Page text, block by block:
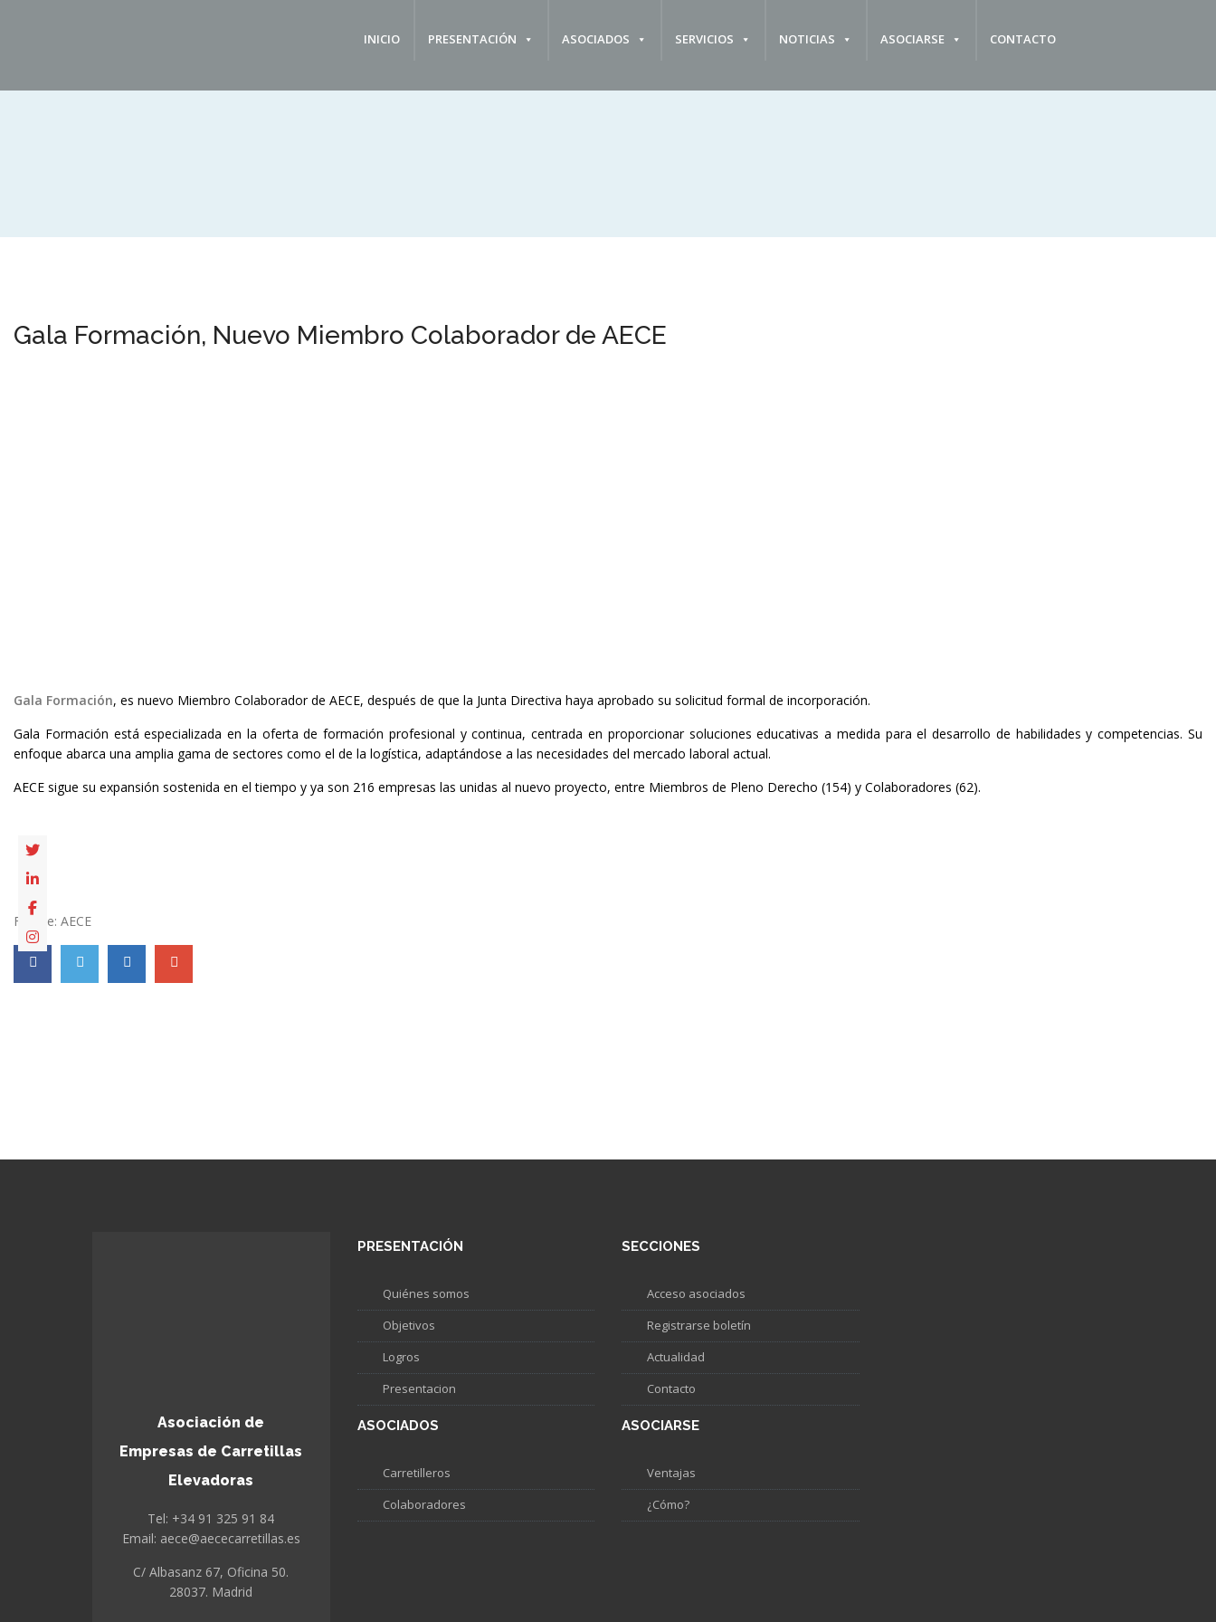
INICIO PRESENTACIÓN ASOCIADOS SERVICIOS NOTICIAS ASOCIARSE CONTACTO
Gala Formación, Nuevo Miembro Colaborador de AECE
Gala Formación, es nuevo Miembro Colaborador de AECE, después de que la Junta Directiva haya aprobado su solicitud formal de incorporación.
Gala Formación está especializada en la oferta de formación profesional y continua, centrada en proporcionar soluciones educativas a medida para el desarrollo de habilidades y competencias. Su
enfoque abarca una amplia gama de sectores como el de la logística, adaptándose a las necesidades del mercado laboral actual.
AECE sigue su expansión sostenida en el tiempo y ya son 216 empresas las unidas al nuevo proyecto, entre Miembros de Pleno Derecho (154) y Colaboradores (62).
Fuente: AECE
Asociación de
Empresas de Carretillas
Elevadoras
Tel: +34 91 325 91 84
Email: aece@aececarretillas.es
C/ Albasanz 67, Oficina 50.
28037. Madrid
PRESENTACIÓN
Quiénes somos
Objetivos
Logros
Presentacion
ASOCIADOS
Carretilleros
Colaboradores
SECCIONES
Acceso asociados
Registrarse boletín
Actualidad
Contacto
ASOCIARSE
Ventajas
¿Cómo?